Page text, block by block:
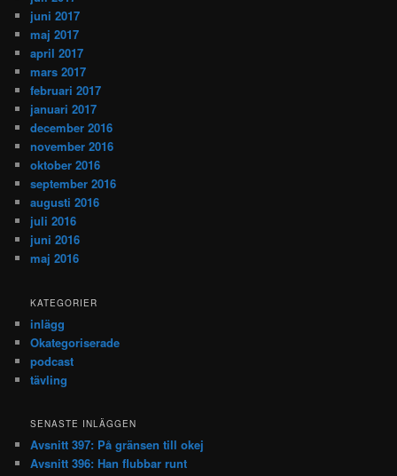
juni 2017
maj 2017
april 2017
mars 2017
februari 2017
januari 2017
december 2016
november 2016
oktober 2016
september 2016
augusti 2016
juli 2016
juni 2016
maj 2016
KATEGORIER
inlägg
Okategoriserade
podcast
tävling
SENASTE INLÄGGEN
Avsnitt 397: På gränsen till okej
Avsnitt 396: Han flubbar runt